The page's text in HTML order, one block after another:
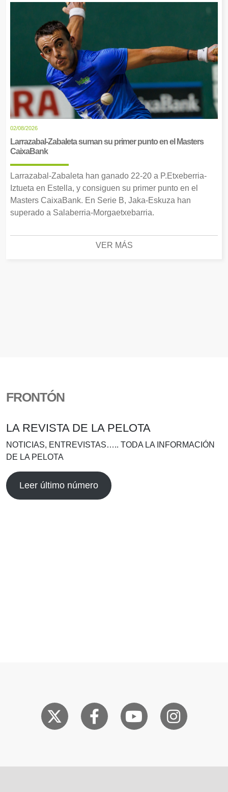
02/08/2026
Larrazabal-Zabaleta suman su primer punto en el Masters
CaixaBank
Larrazabal-Zabaleta han ganado 22-20 a P.Etxeberria-
Iztueta en Estella, y consiguen su primer punto en el
Masters CaixaBank. En Serie B, Jaka-Eskuza han
superado a Salaberria-Morgaetxebarria.
VER MÁS
FRONTÓN
LA REVISTA DE LA PELOTA
NOTICIAS, ENTREVISTAS….. TODA LA INFORMACIÓN
DE LA PELOTA
Leer último número